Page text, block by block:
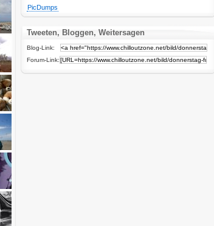
PicDumps
Tweeten, Bloggen, Weitersagen
Blog-Link:
Forum-Link: